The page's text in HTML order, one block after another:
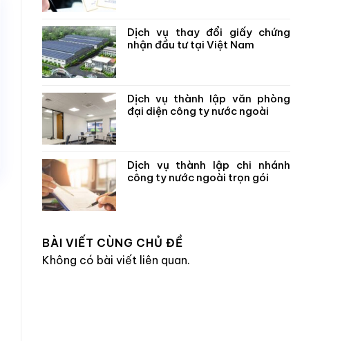
Dịch vụ thay đổi giấy chứng
nhận đầu tư tại Việt Nam
Dịch vụ thành lập văn phòng
đại diện công ty nước ngoài
Dịch vụ thành lập chi nhánh
công ty nước ngoài trọn gói
BÀI VIẾT CÙNG CHỦ ĐỀ
Không có bài viết liên quan.